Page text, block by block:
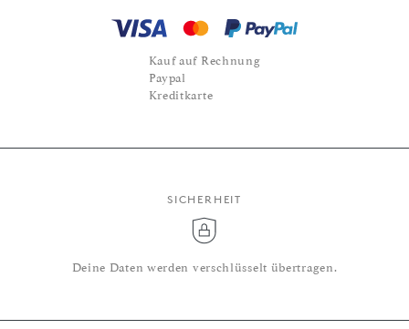
Kauf auf Rechnung
Paypal
Kreditkarte
SICHERHEIT
Deine Daten werden verschlüsselt übertragen.